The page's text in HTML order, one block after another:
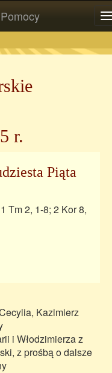
r.
Piąta
Tm 2, 1-8; 2 Kor 8,
Kazimierz
i Włodzimierza z
z prośbą o dalsze